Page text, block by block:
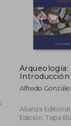
Arqueología:
Introducción
Estudio de la
Materialidad
Alfredo
Alianza Editorial,
Edición, Tapa